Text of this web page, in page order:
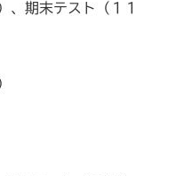
、期末テスト（１１